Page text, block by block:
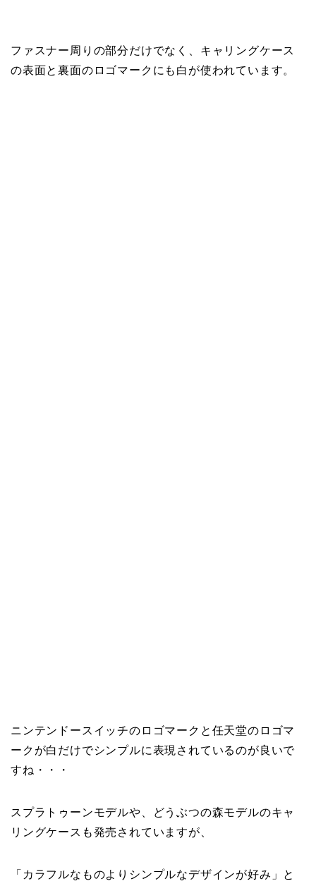
ファスナー周りの部分だけでなく、キャリングケース
の表面と裏面のロゴマークにも白が使われています。
ニンテンドースイッチのロゴマークと任天堂のロゴマ
ークが白だけでシンプルに表現されているのが良いで
すね・・・
スプラトゥーンモデルや、どうぶつの森モデルのキャ
リングケースも発売されていますが、
「カラフルなものよりシンプルなデザインが好み」と